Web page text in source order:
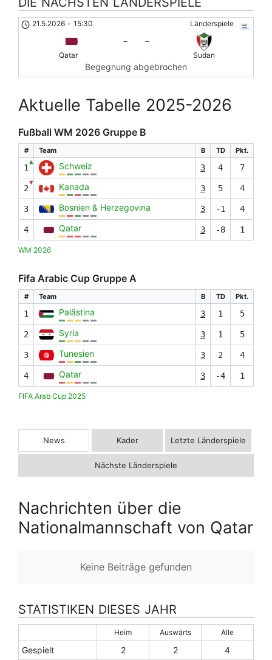
Länderspiele
21.5.2026 - 15:30
Qatar
- -
Sudan
Begegnung abgebrochen
Aktuelle Tabelle 2025-2026
Fußball WM 2026 Gruppe B
# Team B TD Pkt.
1
▲ Schweiz 3 4 7
2
▼ Kanada 3 5 4
3 Bosnien & Herzegovina 3 -1 4
4 Qatar 3 -8 1
WM 2026
Fifa Arabic Cup Gruppe A
# Team B TD Pkt.
1 Palästina 3 1 5
2 Syria 3 1 5
3 Tunesien 3 2 4
4 Qatar 3 -4 1
FIFA Arab Cup 2025
News Kader Letzte Länderspiele
Nächste Länderspiele
Nachrichten über die
Nationalmannschaft von Qatar
Keine Beiträge gefunden
STATISTIKEN DIESES JAHR
Heim Auswärts Alle
Gespielt 2 2
4